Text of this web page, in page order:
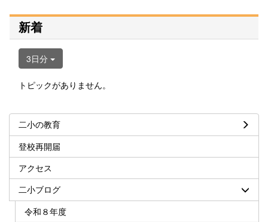
新着
3日分
トピックがありません。
二小の教育
登校再開届
アクセス
二小ブログ
令和８年度